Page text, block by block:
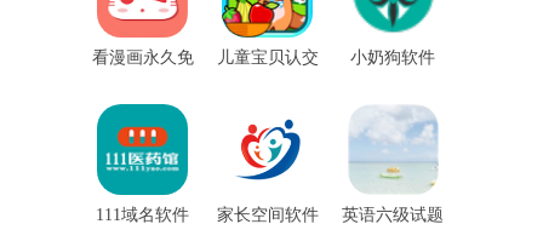
看漫画永久免
儿童宝贝认交
小奶狗软件
111域名软件 家长空间软件
英语六级试题